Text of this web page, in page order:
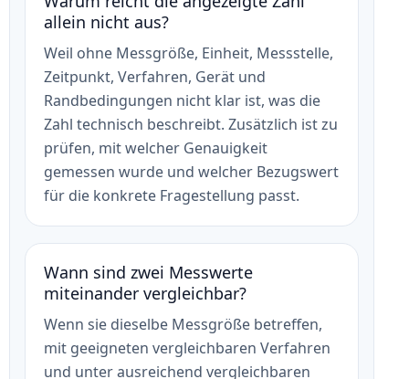
allein nicht aus?
Weil ohne Messgröße, Einheit, Messstelle,
Zeitpunkt, Verfahren, Gerät und
Randbedingungen nicht klar ist, was die
Zahl technisch beschreibt. Zusätzlich ist zu
prüfen, mit welcher Genauigkeit
gemessen wurde und welcher Bezugswert
für die konkrete Fragestellung passt.
Wann sind zwei Messwerte
miteinander vergleichbar?
Wenn sie dieselbe Messgröße betreffen,
mit geeigneten vergleichbaren Verfahren
und unter ausreichend vergleichbaren